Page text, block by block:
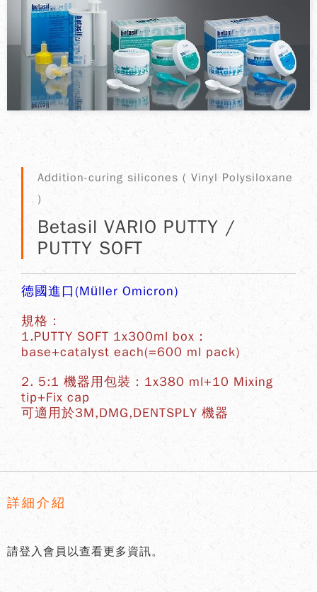
Addition-curing silicones ( Vinyl Polysiloxane
)
Betasil VARIO PUTTY /
PUTTY SOFT
德國進口(Müller Omicron)
規格：
1.PUTTY SOFT 1x300ml box：
base+catalyst each(=600 ml pack)
2. 5:1 機器用包裝：1x380 ml+10 Mixing
tip+Fix cap
可適用於3M,DMG,DENTSPLY 機器
詳細介紹
請登入會員以查看更多資訊。